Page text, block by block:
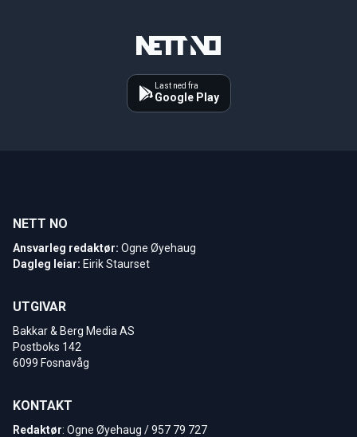
Last ned fra
Google Play
NETT NO
Ansvarleg redaktør: Ogne Øyehaug
Dagleg leiar: Eirik Staurset
UTGIVAR
Bakkar & Berg Media AS
Postboks 142
6099 Fosnavåg
KONTAKT
Redaktør: Ogne Øyehaug / 957 79 727